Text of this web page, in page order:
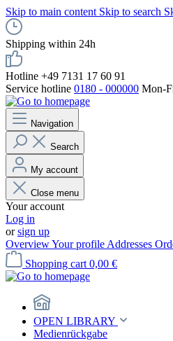
Skip to main content Skip to search
Shipping within 24h
Hotline +49 7131 17 60 91
Service hotline 0180 - 000000 Mon-
Navigation
Search
My account
Close menu
Your account
Log in
orsign up
OverviewYour profile Addresses
Shopping cart 0,00 €
OPEN LIBRARY
Medienrückgabe